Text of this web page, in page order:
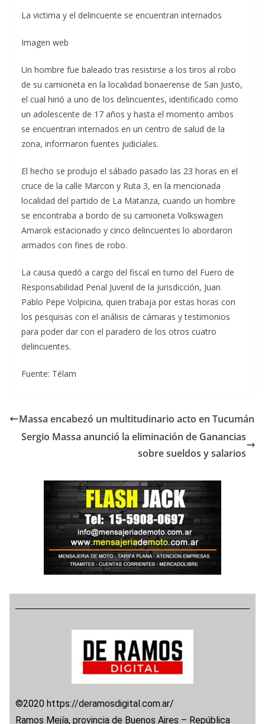
La victima y el delincuente se encuentran internados
Imagen web
Un hombre fue baleado tras resistirse a los tiros al robo
de su camioneta en la localidad bonaerense de San Justo,
el cual hirió a uno de los delincuentes, identificado como
un adolescente de 17 años y hasta el momento ambos
se encuentran internados en un centro de salud de la
zona, informaron fuentes judiciales.
El hecho se produjo el sábado pasado las 23 horas en el
cruce de la calle Marcon y Ruta 3, en la mencionada
localidad del partido de La Matanza, cuando un hombre
se encontraba a bordo de su camioneta Volkswagen
Amarok estacionado y cinco delincuentes lo abordaron
armados con fines de robo.
La causa quedó a cargo del fiscal en turno del Fuero de
Responsabilidad Penal Juvenil de la jurisdicción, Juan
Pablo Pepe Volpicina, quien trabaja por estas horas con
los pesquisas con el análisis de cámaras y testimonios
para poder dar con el paradero de los otros cuatro
delincuentes.
Fuente: Télam
Massa encabezó un multitudinario acto en Tucumán
Sergio Massa anunció la eliminación de Ganancias
sobre sueldos y salarios
©2020 https://deramosdigital.com.ar/
Ramos Mejía, provincia de Buenos Aires – República